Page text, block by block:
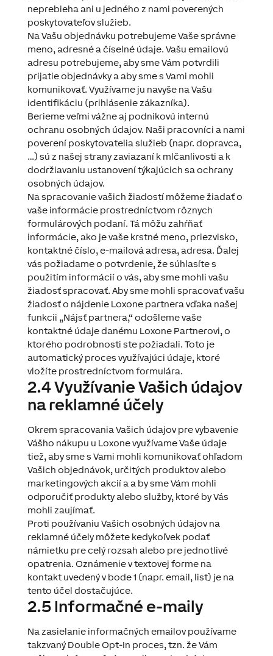
neprebieha ani u jedného z nami poverených
poskytovateľov služieb.
Na Vašu objednávku potrebujeme Vaše správne
meno, adresné a číselné údaje. Vašu emailovú
adresu potrebujeme, aby sme Vám potvrdili
prijatie objednávky a aby sme s Vami mohli
komunikovať. Využívame ju navyše na Vašu
identifikáciu (prihlásenie zákazníka).
Berieme veľmi vážne aj podnikovú internú
ochranu osobných údajov. Naši pracovníci a nami
poverení poskytovatelia služieb (napr. dopravca,
…) sú z našej strany zaviazaní k mlčanlivosti a k ​​
dodržiavaniu ustanovení týkajúcich sa ochrany
osobných údajov.
Na spracovanie vašich žiadostí môžeme žiadať o
vaše informácie prostredníctvom rôznych
formulárových podaní. Tá môžu zahŕňať
informácie, ako je vaše krstné meno, priezvisko,
kontaktné číslo, e-mailová adresa, adresa. Ďalej
vás požiadame o potvrdenie, že súhlasíte s
použitím informácií o vás, aby sme mohli vašu
žiadosť spracovať. Aby sme mohli spracovať vašu
žiadosť o nájdenie Loxone partnera vďaka našej
funkcii „Nájsť partnera,“ odošleme vaše
kontaktné údaje danému Loxone Partnerovi, o
ktorého podrobnosti ste požiadali. Toto je
automatický proces využívajúci údaje, ktoré
vložíte prostredníctvom formulára.
2.4 Využívanie Vašich údajov
na reklamné účely
Okrem spracovania Vašich údajov pre vybavenie
Vášho nákupu u Loxone využívame Vaše údaje
tiež, aby sme s Vami mohli komunikovať ohľadom
Vašich objednávok, určitých produktov alebo
marketingových akcií a a by sme Vám mohli
odporučiť produkty alebo služby, ktoré by Vás
mohli zaujímať.
Proti používaniu Vašich osobných údajov na
reklamné účely môžete kedykoľvek podať
námietku pre celý rozsah alebo pre jednotlivé
opatrenia. Oznámenie v textovej forme na
kontakt uvedený v bode 1 (napr. email, list) je na
tento účel dostačujúce.
2.5 Informačné e-maily
Na zasielanie informačných emailov používame
takzvaný Double Opt-In proces, tzn. že Vám